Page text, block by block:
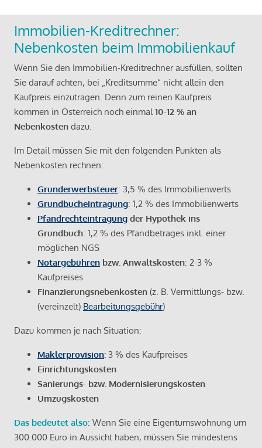
Immobilien-Kreditrechner:
Nebenkosten beim Immobilienkauf
Wenn Sie den Immobilien-Kreditrechner ausfüllen, sollten
Sie darauf achten, bei „Kreditsumme“ nicht allein den
Kaufpreis einzutragen. Denn zum reinen Kaufpreis
kommen in Österreich noch einmal10-12 % an
Nebenkosten dazu.
Im Detail müssen Sie mit den folgenden Punkten als
Nebenkosten rechnen:
Grunderwerbsteuer: 3,5 % des Immobilienwerts
Grundbucheintragung: 1,2 % des Immobilienwerts
Pfandrechteintragung der Hypothek ins
Grundbuch: 1,2 % des Pfandbetrages inkl. einer
möglichen NGS
Notargebühren bzw. Anwaltskosten: 2-3 %
Kaufpreises
Finanzierungsnebenkosten (z. B. Vermittlungs- bzw.
(vereinzelt) Bearbeitungsgebühr)
Dazu kommen je nach Situation:
Maklerprovision: 3 % des Kaufpreises
Einrichtungskosten
Sanierungs- bzw. Modernisierungskosten
Umzugskosten
Das bedeutet also: Wenn Sie eine Eigentumswohnung um
300.000 Euro in Aussicht haben, müssen Sie mindestens